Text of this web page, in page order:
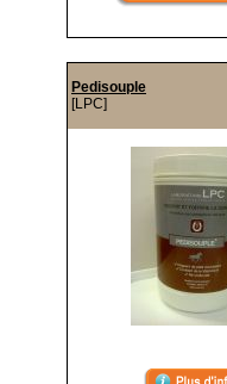
Pedisouple
[LPC]